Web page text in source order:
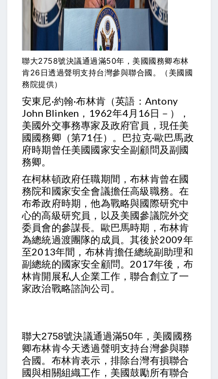
聯大2758號決議通過滿50年，美國國務卿布林
肯26日透過聲明支持台灣參與聯合國。（美國國
務院提供）
安東尼·約翰·布林肯（英語：Antony
John Blinken，1962年4月16日－），
美國外交事務專家及政府官員，現任美
國國務卿（第71任）。巴拉克·歐巴馬政
府時期曾任美國國家安全副顧問及副國
務卿。
在柯林頓政府任職期間，布林肯曾在國
務院和國家安全會議擔任高級職務。在
布希政府時期，他為戰略與國際研究中
心的高級研究員，以及美國參議院外交
委員會的參謀長。歐巴馬時期，布林肯
為總統過渡團隊的成員。其後於2009年
至2013年間，布林肯擔任總統副助理和
副總統的國家安全顧問。2017年後，布
林肯開展私人企業工作，聯合創立了一
家政治戰略諮詢公司。
聯大2758號決議通過滿50年，美國國務
卿布林肯今天透過聲明支持台灣參與聯
合國。布林肯表示，排除台灣有損聯合
國與相關組織工作，美國鼓勵所有聯合